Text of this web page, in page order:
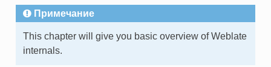
Примечание
This chapter will give you basic overview of Weblate
internals.